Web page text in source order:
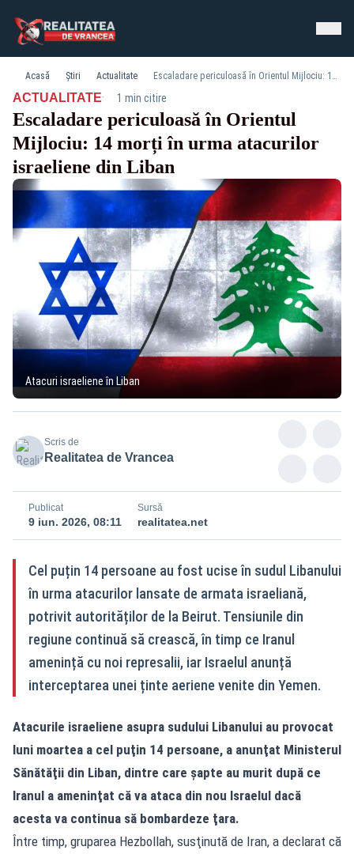
Acasă Știri Actualitate Escaladare periculoasă în Orientul Mijlociu: 14 morți în urma atacurilor israeliene din Liban
ACTUALITATE· 1 min citire
Escaladare periculoasă în Orientul
Mijlociu: 14 morți în urma atacurilor
israeliene din Liban
Atacuri israeliene în Liban
Scris de
Realitatea de Vrancea
Publicat
9 iun. 2026, 08:11
Sursă
realitatea.net
Cel puțin 14 persoane au fost ucise în sudul Libanului
în urma atacurilor lansate de armata israeliană,
potrivit autorităților de la Beirut. Tensiunile din
regiune continuă să crească, în timp ce Iranul
amenință cu noi represalii, iar Israelul anunță
interceptarea unei ținte aeriene venite din Yemen.
Atacurile israeliene asupra sudului Libanului au provocat
luni moartea a cel puţin 14 persoane, a anunţat Ministerul
Sănătăţii din Liban, dintre care şapte au murit după ce
Iranul a ameninţat că va ataca din nou Israelul dacă
acesta va continua să bombardeze ţara.
Între timp, gruparea Hezbollah, susţinută de Iran, a declarat că